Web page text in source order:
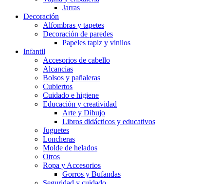
Jarras
Decoración
Alfombras y tapetes
Decoración de paredes
Papeles tapiz y vinilos
Infantil
Accesorios de cabello
Alcancías
Bolsos y pañaleras
Cubiertos
Cuidado e higiene
Educación y creatividad
Arte y Dibujo
Libros didácticos y educativos
Juguetes
Loncheras
Molde de helados
Otros
Ropa y Accesorios
Gorros y Bufandas